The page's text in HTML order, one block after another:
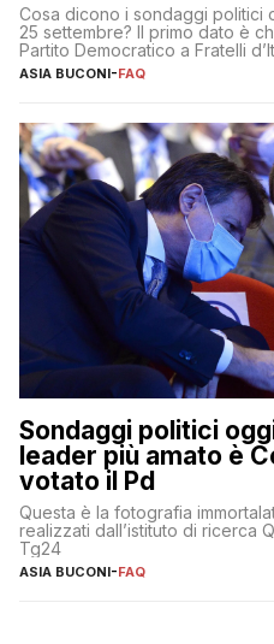
Cosa dicono i sondaggi politici
25 settembre? Il primo dato è
Partito Democratico a Fratelli
sembrano accumulare sempre
primo partito con il 24%
ASIA BUCONI-FAQ
Sondaggi politici
leader più amato è
votato il Pd
Questa è la fotografia
realizzati dall’istituto di ricerca
Tg24
ASIA BUCONI-FAQ